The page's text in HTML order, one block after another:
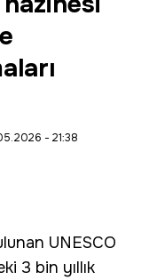
- 21:38
UNESCO
3 bin yıllık